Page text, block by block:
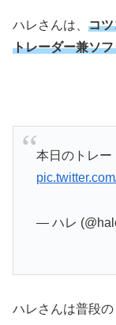
ハレさんは、 コ
トレーダー兼ソ
本日のトレー
— ハレ
ハレさんは普段